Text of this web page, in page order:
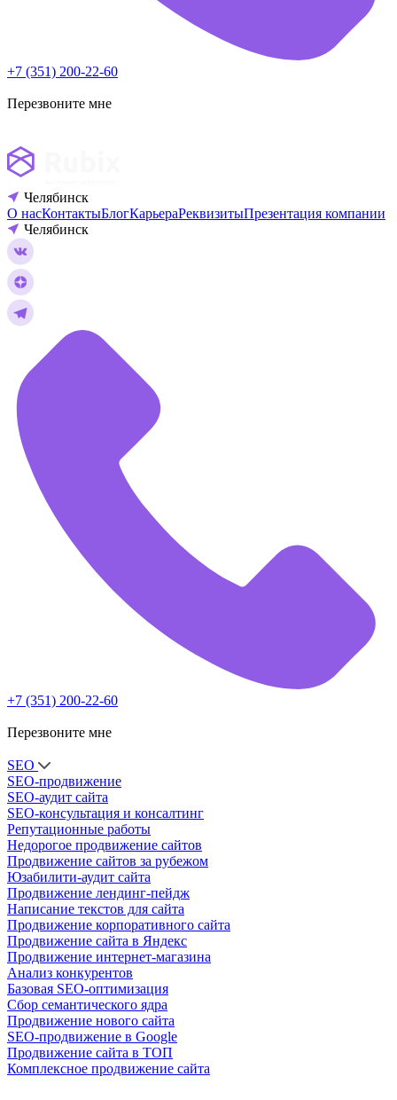
+7 (351) 200-22-60
Перезвоните мне
Челябинск
О насКонтактыБлогКарьераРеквизитыПрезентация компании
Челябинск
+7 (351) 200-22-60
Перезвоните мне
SEO